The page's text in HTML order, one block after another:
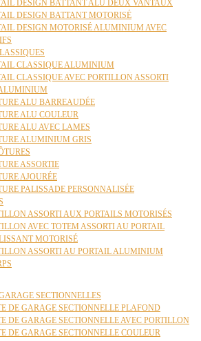
DESIGN BATTANT ALU DEUX VANTAUX
DESIGN BATTANT MOTORISÉ
DESIGN MOTORISÉ ALUMINIUM AVEC
CLASSIQUE ALUMINIUM
CLASSIQUE AVEC PORTILLON ASSORTI
ALU BARREAUDÉE
ALU COULEUR
ALU AVEC LAMES
ALUMINIUM GRIS
ASSORTIE
AJOURÉE
PALISSADE PERSONNALISÉE
ASSORTI AUX PORTAILS MOTORISÉS
AVEC TOTEM ASSORTI AU PORTAIL
MOTORISÉ
ASSORTI AU PORTAIL ALUMINIUM
SECTIONNELLES
DE GARAGE SECTIONNELLE PLAFOND
DE GARAGE SECTIONNELLE AVEC PORTILLON
DE GARAGE SECTIONNELLE COULEUR